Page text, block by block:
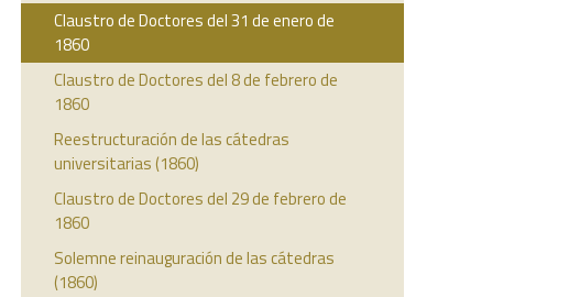
Claustro de Doctores del 31 de enero de
1860
Claustro de Doctores del 8 de febrero de
1860
Reestructuración de las cátedras
universitarias (1860)
Claustro de Doctores del 29 de febrero de
1860
Solemne reinauguración de las cátedras
(1860)